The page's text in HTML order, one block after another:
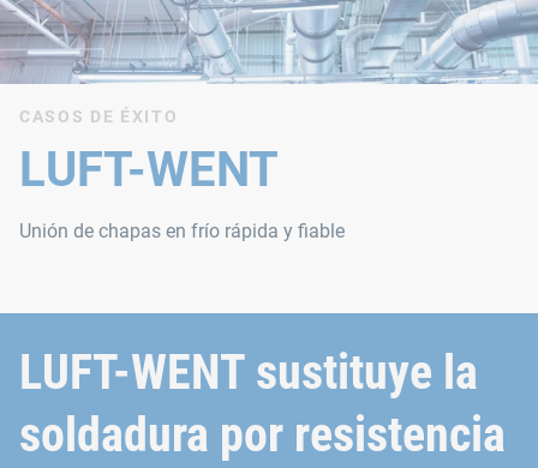
CASOS DE ÉXITO
LUFT-WENT
Unión de chapas en frío rápida y fiable
LUFT-WENT sustituye la
soldadura por resistencia